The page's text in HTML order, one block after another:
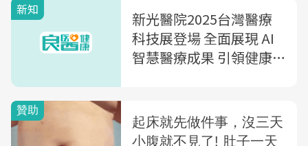
新知
新光醫院2025台灣醫療
科技展登場 全面展現 AI
智慧醫療成果 引領健康